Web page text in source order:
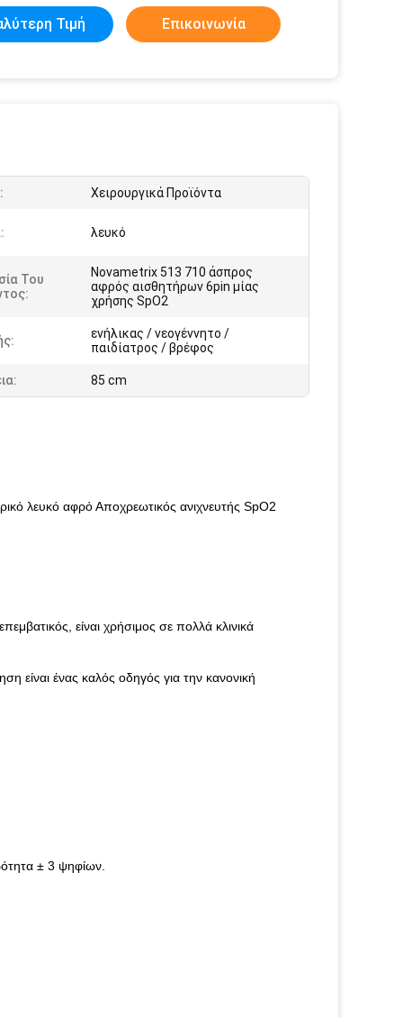
Τιμή Επικοινωνία
Χειρουργικά Προϊόντα
λευκό
Του
Novametrix 513 710 άσπρος
αφρός αισθητήρων 6pin μίας
χρήσης SpO2
ενήλικας / νεογέννητο /
παιδίατρος / βρέφος
85 cm
λευκό αφρό Αποχρεωτικός ανιχνευτής SpO2
είναι χρήσιμος σε πολλά κλινικά
είναι ένας καλός οδηγός για την κανονική
± 3 ψηφίων.